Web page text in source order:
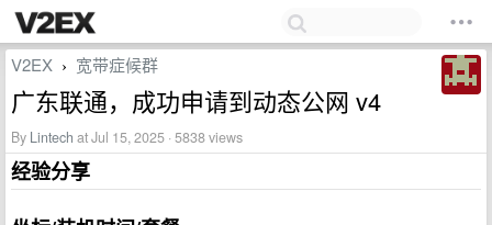
V2EX › 宽带症候群
广东联通，成功申请到动态公网 v4
By Lintech at Jul 15, 2025 · 5838 views
经验分享